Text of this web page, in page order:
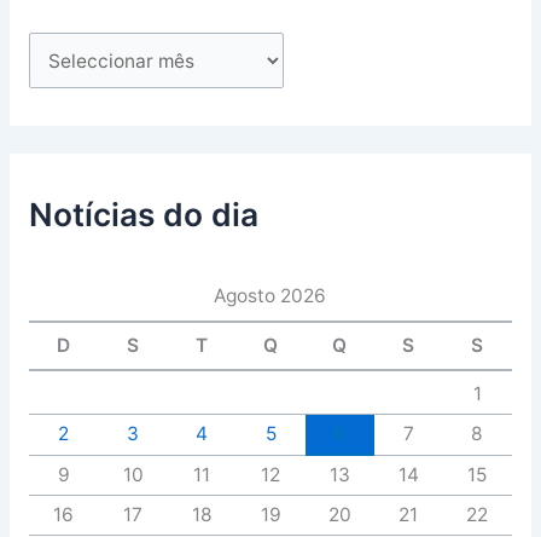
Notícias do dia
Agosto 2026
D S T Q Q S S
1
2
3 4 5 7
8
9
10 11 12 13 14
15
16
17 18 19 20 21
22